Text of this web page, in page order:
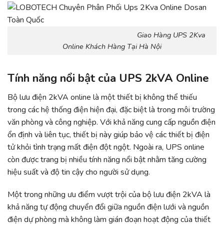
Giao Hàng UPS 2Kva
Online Khách Hàng Tại Hà Nội
Tính năng nổi bật của UPS 2kVA Online
Bộ lưu điện 2kVA online là một thiết bị không thể thiếu
trong các hệ thống điện hiện đại, đặc biệt là trong môi trường
văn phòng và công nghiệp. Với khả năng cung cấp nguồn điện
ổn định và liên tục, thiết bị này giúp bảo vệ các thiết bị điện
tử khỏi tình trạng mất điện đột ngột. Ngoài ra, UPS online
còn được trang bị nhiều tính năng nổi bật nhằm tăng cường
hiệu suất và độ tin cậy cho người sử dụng.
Một trong những ưu điểm vượt trội của bộ lưu điện 2kVA là
khả năng tự động chuyển đổi giữa nguồn điện lưới và nguồn
điện dự phòng mà không làm gián đoạn hoạt động của thiết